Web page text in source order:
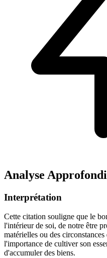
Analyse
Interprétation
Cette citation souligne que le
l'intérieur de soi, de notre être
matérielles ou des
l'importance de cultiver son
d'accumuler des biens.